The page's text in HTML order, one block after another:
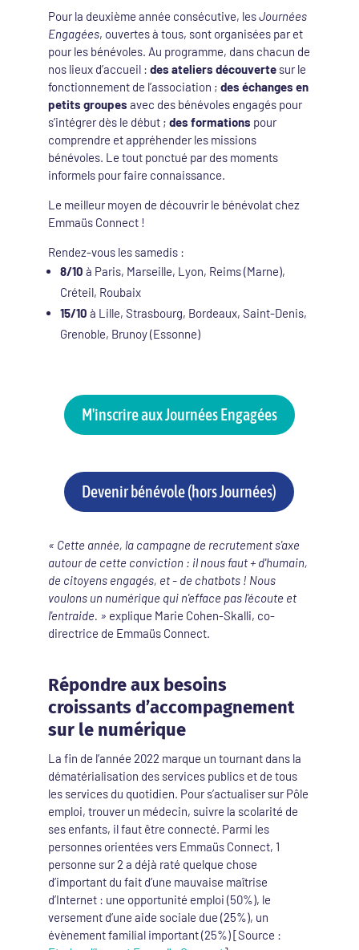
Pour la deuxième année consécutive, lesJournées
Engagées, ouvertes à tous, sont organisées par et
pour les bénévoles. Au programme, dans chacun de
nos lieux d’accueil : des ateliers découvertesur le
fonctionnement de l’association ; des échanges en
petits groupes avec des bénévoles engagés pour
s’intégrer dès le début ; des formations pour
comprendre et appréhender les missions
bénévoles. Le tout ponctué par des moments
informels pour faire connaissance.
Le meilleur moyen de découvrir le bénévolat chez
Emmaüs Connect !
Rendez-vous les samedis :
8/10 à Paris, Marseille, Lyon, Reims (Marne),
Créteil, Roubaix
15/10 à Lille, Strasbourg, Bordeaux, Saint-Denis,
Grenoble, Brunoy (Essonne)
M'inscrire aux Journées Engagées
Devenir bénévole (hors Journées)
« Cette année, la campagne de recrutement s'axe
autour de cette conviction : il nous faut + d'humain,
de citoyens engagés, et - de chatbots ! Nous
voulons un numérique qui n'efface pas l'écoute et
l'entraide. » explique Marie Cohen-Skalli, co-
directrice de Emmaüs Connect.
Répondre aux besoins
croissants d’accompagnement
sur le numérique
La fin de l’année 2022 marque un tournant dans la
dématérialisation des services publics et de tous
les services du quotidien. Pour s’actualiser sur Pôle
emploi, trouver un médecin, suivre la scolarité de
ses enfants, il faut être connecté. Parmi les
personnes orientées vers Emmaüs Connect, 1
personne sur 2 a déjà raté quelque chose
d’important du fait d’une mauvaise maîtrise
d’Internet : une opportunité emploi (50%), le
versement d’une aide sociale due (25%), un
évènement familial important (25%) [Source :